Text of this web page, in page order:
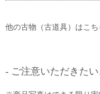
他の古物（古道具）はこ
- ご注意いただきた